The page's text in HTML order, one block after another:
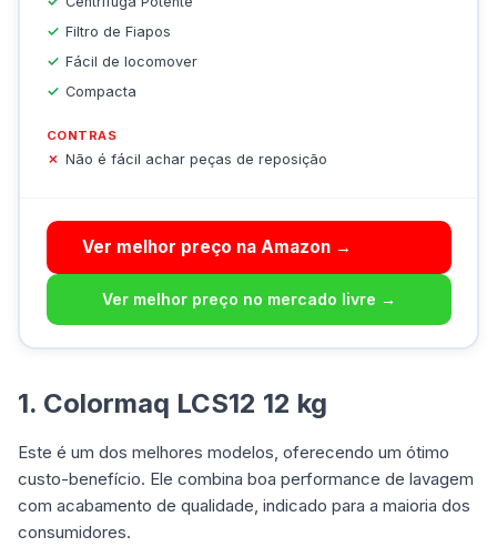
Filtro de Fiapos
Fácil de locomover
Compacta
CONTRAS
Não é fácil achar peças de reposição
Ver melhor preço na Amazon →
Ver melhor preço no mercado livre →
1. Colormaq LCS12 12 kg
Este é um dos melhores modelos, oferecendo um ótimo
custo-benefício. Ele combina boa performance de lavagem
com acabamento de qualidade, indicado para a maioria dos
consumidores.